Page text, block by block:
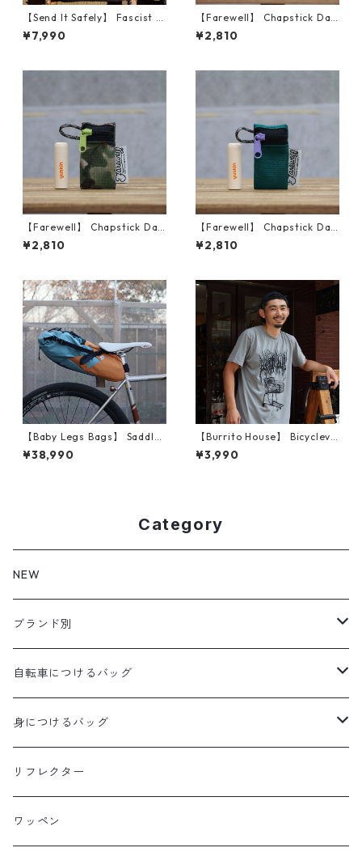
【Send It Safely】 Fascist C
ycling Shirt (サイズS)
¥7,990
【Farewell】 Chapstick Dan
gler™ （Teal/Brown）
¥2,810
【Farewell】 Chapstick Dan
gler™ （Camo）
¥2,810
【Farewell】 Chapstick Dan
gler™ （Teal/Purple）
¥2,810
【Baby Legs Bags】 Saddle
Bag (Blue/Orange)
¥38,990
【Burrito House】 Bicyclevvi
zard T-Shirt (サイズS)
¥3,990
Category
NEW
ブランド別
aldr works
B3
Baby Legs Bags
Bike Friday
自転車につけるバッグ
WALD 用バッグ
ハンドルバーバッグ
トップチューブバッグ
身につけるバッグ
ヒップバッグ
トートバッグ
リフレクター
ワッペン